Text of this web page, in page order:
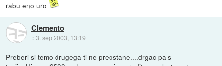
rabu eno uro
Clemento
::3. sep 2003, 13:19
Preberi si temo drugega ti ne preostane....drgac pa s